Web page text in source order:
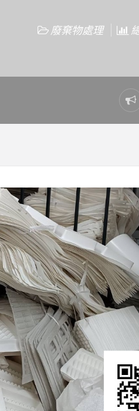
廢棄物處理